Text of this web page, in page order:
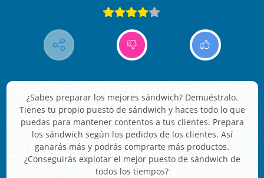
¿Sabes preparar los mejores sándwich? Demuéstralo.
Tienes tu propio puesto de sándwich y haces todo lo que
puedas para mantener contentos a tus clientes. Prepara
los sándwich según los pedidos de los clientes. Así
ganarás más y podrás comprarte más productos.
¿Conseguirás explotar el mejor puesto de sándwich de
todos los tiempos?